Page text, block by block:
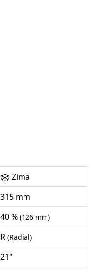
Zima
315 mm
40 % (126 mm)
R (Radial)
21"